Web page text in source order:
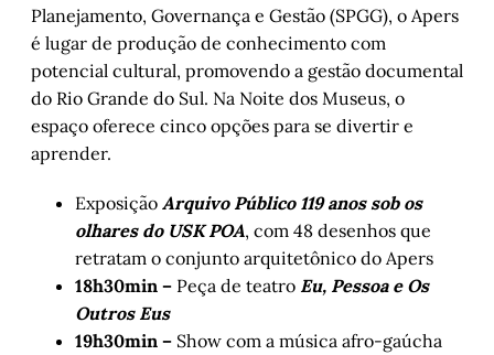
Planejamento, Governança e Gestão (SPGG), o Apers
é lugar de produção de conhecimento com
potencial cultural, promovendo a gestão documental
do Rio Grande do Sul. Na Noite dos Museus, o
espaço oferece cinco opções para se divertir e
aprender.
Exposição Arquivo Público 119 anos sob os
olhares do USK POA, com 48 desenhos que
retratam o conjunto arquitetônico do Apers
18h30min – Peça de teatro Eu, Pessoa e Os
Outros Eus
19h30min – Show com a música afro-gaúcha